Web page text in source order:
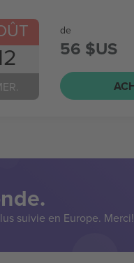
de
56 $US
suivie en Europe. Merci!